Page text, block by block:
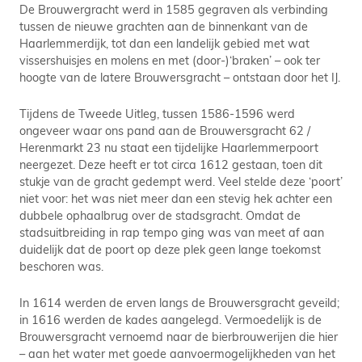
De Brouwergracht werd in 1585 gegraven als verbinding
tussen de nieuwe grachten aan de binnenkant van de
Haarlemmerdijk, tot dan een landelijk gebied met wat
vissershuisjes en molens en met (door-)‘braken’ – ook ter
hoogte van de latere Brouwersgracht – ontstaan door het IJ.
Tijdens de Tweede Uitleg, tussen 1586-1596 werd
ongeveer waar ons pand aan de Brouwersgracht 62 /
Herenmarkt 23 nu staat een tijdelijke Haarlemmerpoort
neergezet. Deze heeft er tot circa 1612 gestaan, toen dit
stukje van de gracht gedempt werd. Veel stelde deze ‘poort’
niet voor: het was niet meer dan een stevig hek achter een
dubbele ophaalbrug over de stadsgracht. Omdat de
stadsuitbreiding in rap tempo ging was van meet af aan
duidelijk dat de poort op deze plek geen lange toekomst
beschoren was.
In 1614 werden de erven langs de Brouwersgracht geveild;
in 1616 werden de kades aangelegd. Vermoedelijk is de
Brouwersgracht vernoemd naar de bierbrouwerijen die hier
– aan het water met goede aanvoermogelijkheden van het